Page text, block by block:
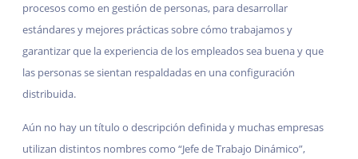
procesos como en gestión de personas, para desarrollar
estándares y mejores prácticas sobre cómo trabajamos y
garantizar que la experiencia de los empleados sea buena y que
las personas se sientan respaldadas en una configuración
distribuida.
Aún no hay un título o descripción definida y muchas empresas
utilizan distintos nombres como “Jefe de Trabajo Dinámico”,